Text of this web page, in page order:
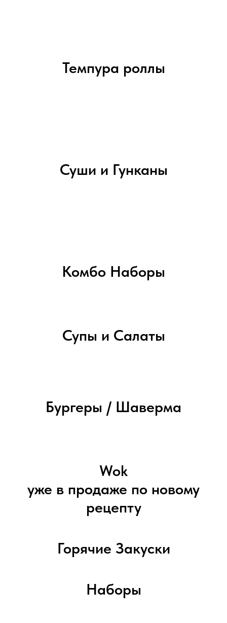
Темпура роллы
Суши и Гунканы
Комбо Наборы
Супы и Салаты
Бургеры / Шаверма
Wok
уже в продаже по новому
рецепту
Горячие Закуски
Наборы